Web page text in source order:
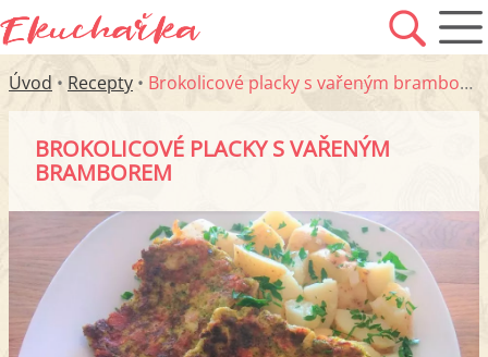
Úvod • Recepty • Brokolicové placky s vařeným bramborem
BROKOLICOVÉ PLACKY S VAŘENÝM
BRAMBOREM